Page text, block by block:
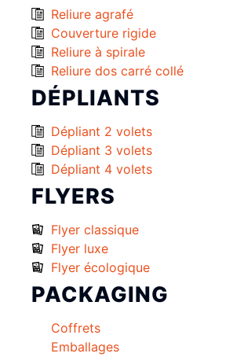
Reliure agrafé
Couverture rigide
Reliure à spirale
Reliure dos carré collé
DÉPLIANTS
Dépliant 2 volets
Dépliant 3 volets
Dépliant 4 volets
FLYERS
Flyer classique
Flyer luxe
Flyer écologique
PACKAGING
Coffrets
Emballages